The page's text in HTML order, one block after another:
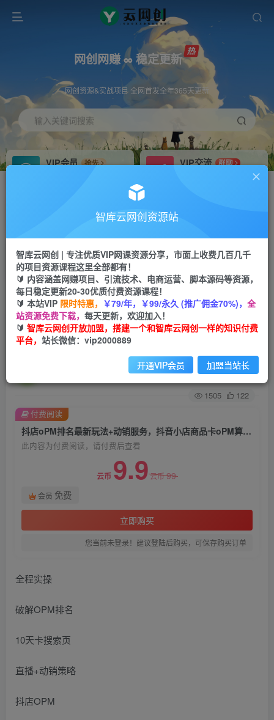
网创网赚 ∞ 稳定更新
网创资源&实战项目 全网首发全年365天更新
输入关键词搜索
VIP会员
抢先
VIP交流
群聊
研究探讨更多创业项目路子。
会员专属推广链接
网赚网创 项目
365天稳定跟新
APP下载
GO
首页 创业课程 会员免费 正文
抖店oPM排名最新玩法+动销服务，抖音小店商品
卡oPM算法最新破解玩法，暴力卡排名
关注 私信
1505 122
抖店oPM排名最新玩法+动销服务，抖音小店商品卡oPM算法最新破解玩法，暴力卡排名
此内容为付费阅读，请付费后查看
云币 9.9云币99
会员 免费
立即购买
您当前未登录！建议登陆后购买，可保存购买订单
付费阅读
全程实操
破解OPM排名
10天卡搜索页
直播+动销策略
抖店OPM
智库云网创资源站
智库云网创 | 专注优质VIP网课资源分享，市面上收费几百几千
的项目资源课程这里全部都有！
🔰 内容涵盖网赚项目、引流技术、电商运营、脚本源码等资源，
每日稳定更新20-30优质付费资源课程！
🔰 本站VIP 限时特惠， ￥79/年，￥99/永久 (推广佣金70%)， 全
站资源免费下载， 每天更新，欢迎加入！
🔰 智库云网创开放加盟，搭建一个和智库云网创一样的知识付费
平台， 站长微信：vip2000889
开通VIP会员 加盟当站长